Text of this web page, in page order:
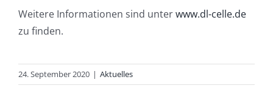
Weitere Informationen sind unterwww.dl-celle.de
zu finden.
24. September 2020 | Aktuelles